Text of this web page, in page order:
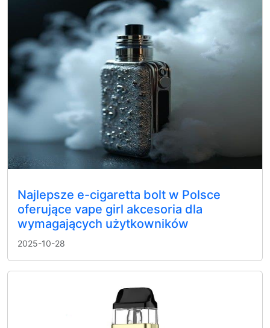
Najlepsze e-cigaretta bolt w Polsce
oferujące vape girl akcesoria dla
wymagających użytkowników
2025-10-28